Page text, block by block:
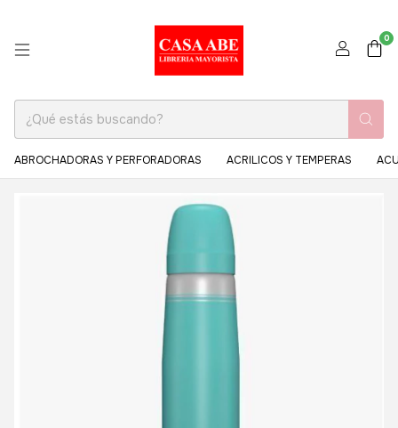
0
ABROCHADORAS Y PERFORADORAS ACRILICOS Y TEMPERAS